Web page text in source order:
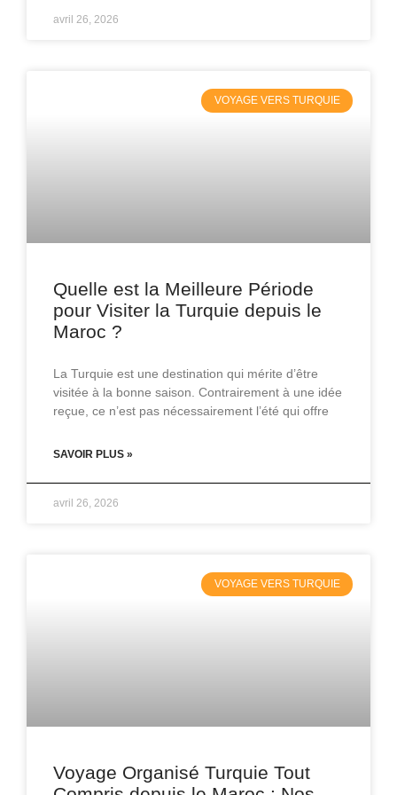
avril 26, 2026
VOYAGE VERS TURQUIE
Quelle est la Meilleure Période
pour Visiter la Turquie depuis le
Maroc ?
La Turquie est une destination qui mérite d’être
visitée à la bonne saison. Contrairement à une idée
reçue, ce n’est pas nécessairement l’été qui offre
SAVOIR PLUS »
avril 26, 2026
VOYAGE VERS TURQUIE
Voyage Organisé Turquie Tout